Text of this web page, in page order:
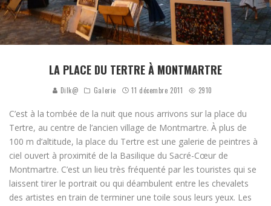
LA PLACE DU TERTRE À MONTMARTRE
Dilk@ Galerie 11 décembre 2011 2910
C’est à la tombée de la nuit que nous arrivons sur la place du
Tertre, au centre de l’ancien village de Montmartre. À plus de
100 m d’altitude, la place du Tertre est une galerie de peintres à
ciel ouvert à proximité de la Basilique du Sacré-Cœur de
Montmartre. C’est un lieu très fréquenté par les touristes qui se
laissent tirer le portrait ou qui déambulent entre les chevalets
des artistes en train de terminer une toile sous leurs yeux. Les